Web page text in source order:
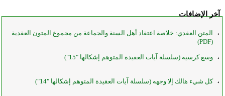
آخر الإضافات
المتن العقدي: خلاصة اعتقاد أهل السنة والجماعة من مجموع المتون العقدية
(PDF)
وسع كرسيه (سلسلة آيات العقيدة المتوهم إشكالها "15")
كل شيء هالك إلا وجهه (سلسلة آيات العقيدة المتوهم إشكالها "14")